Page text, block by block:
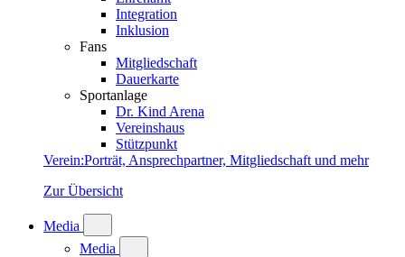
Integration
Inklusion
Fans
Mitgliedschaft
Dauerkarte
Sportanlage
Dr. Kind Arena
Vereinshaus
Stützpunkt
Verein:Porträt, Ansprechpartner, Mitgliedschaft und mehr
Zur Übersicht
Media
Media